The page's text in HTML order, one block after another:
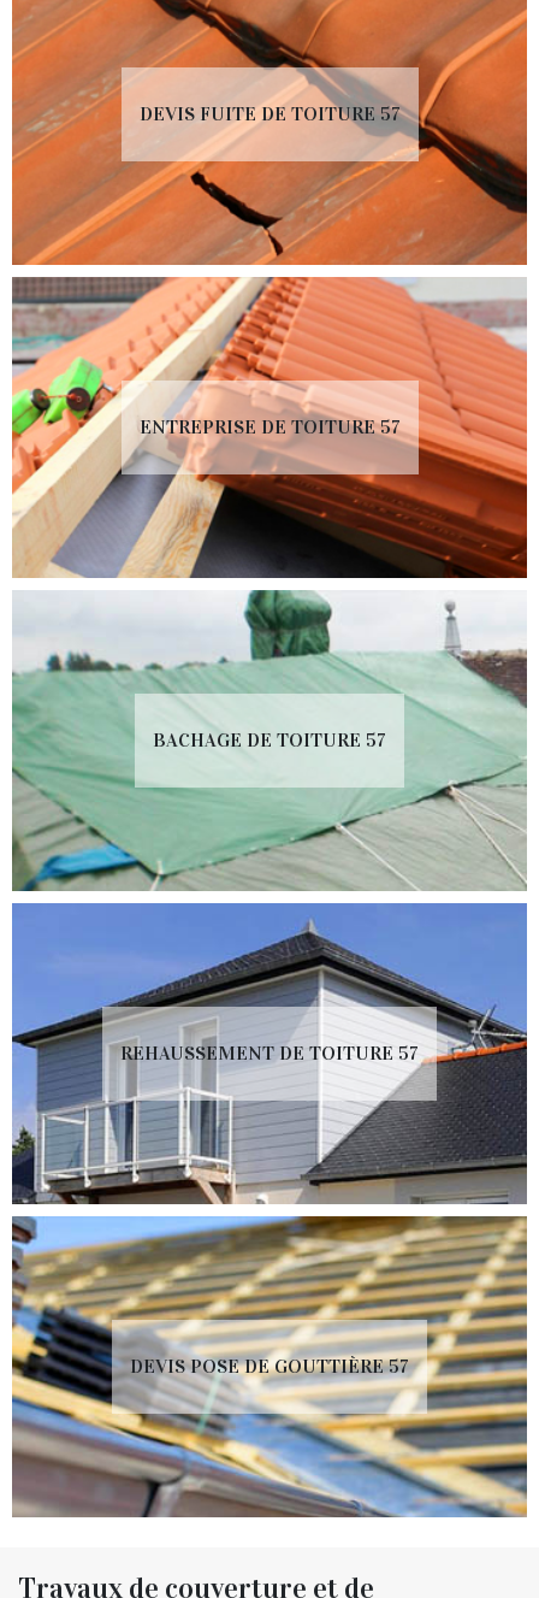
DEVIS FUITE DE TOITURE 57
ENTREPRISE DE TOITURE 57
BACHAGE DE TOITURE 57
REHAUSSEMENT DE TOITURE 57
DEVIS POSE DE GOUTTIÈRE 57
Travaux de couverture et de